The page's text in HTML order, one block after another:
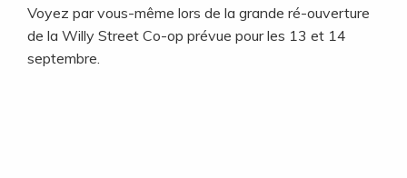
Voyez par vous-même lors de la grande ré-ouverture
de la Willy Street Co-op prévue pour les 13 et 14
septembre.